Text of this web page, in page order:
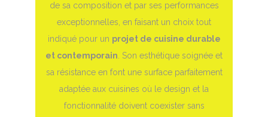
de sa composition et par ses performances
exceptionnelles, en faisant un choix tout
indiqué pour un projet de cuisine durable
et contemporain . Son esthétique soignée et
sa résistance en font une surface parfaitement
adaptée aux cuisines où le design et la
fonctionnalité doivent coexister sans